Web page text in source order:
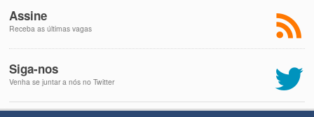
Assine
Receba as últimas vagas
Siga-nos
Venha se juntar a nós no Twitter